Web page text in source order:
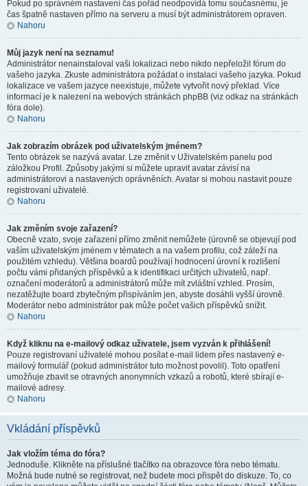
Pokud po správném nastavení čas pořád neodpovídá tomu současnému, je
čas špatně nastaven přímo na serveru a musí být administrátorem opraven.
Nahoru
Můj jazyk není na seznamu!
Administrátor nenainstaloval vaši lokalizaci nebo nikdo nepřeložil fórum do
vašeho jazyka. Zkuste administrátora požádat o instalaci vašeho jazyka. Pokud
lokalizace ve vašem jazyce neexistuje, můžete vytvořit nový překlad. Více
informací je k nalezení na webových stránkách phpBB (viz odkaz na stránkách
fóra dole).
Nahoru
Jak zobrazím obrázek pod uživatelským jménem?
Tento obrázek se nazývá avatar. Lze změnit v Uživatelském panelu pod
záložkou Profil. Způsoby jakými si můžete upravit avatar závisí na
administrátorovi a nastavených oprávněních. Avatar si mohou nastavit pouze
registrovaní uživatelé.
Nahoru
Jak změním svoje zařazení?
Obecně vzato, svoje zařazení přímo změnit nemůžete (úrovně se objevují pod
vaším uživatelským jménem v tématech a na vašem profilu, což záleží na
použitém vzhledu). Většina boardů používají hodnocení úrovní k rozlišení
počtu vámi přidaných příspěvků a k identifikaci určitých uživatelů, např.
označení moderátorů a administrátorů může mít zvláštní vzhled. Prosím,
nezatěžujte board zbytečným přispíváním jen, abyste dosáhli vyšší úrovně.
Moderátor nebo administrátor pak může počet vašich příspěvků snížit.
Nahoru
Když kliknu na e-mailový odkaz uživatele, jsem vyzván k přihlášení!
Pouze registrovaní uživatelé mohou posílat e-mail lidem přes nastavený e-
mailový formulář (pokud administrátor tuto možnost povolil). Toto opatření
umožňuje zbavit se otravných anonymních vzkazů a robotů, které sbírají e-
mailové adresy.
Nahoru
Vkládání příspěvků
Jak vložím téma do fóra?
Jednoduše. Klikněte na příslušné tlačítko na obrazovce fóra nebo tématu.
Možná bude nutné se registrovat, než budete moci přispět do diskuze. To, co